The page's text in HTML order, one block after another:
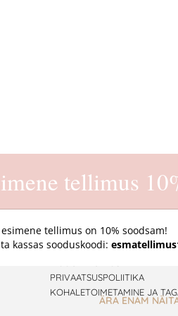
E-pood
PRIVAATSUSPOLIITIKA
KOHALETOIMETAMINE JA
tellimus
tellimus on 10% soodsam!
kassas sooduskoodi:
ÄRA ENAM